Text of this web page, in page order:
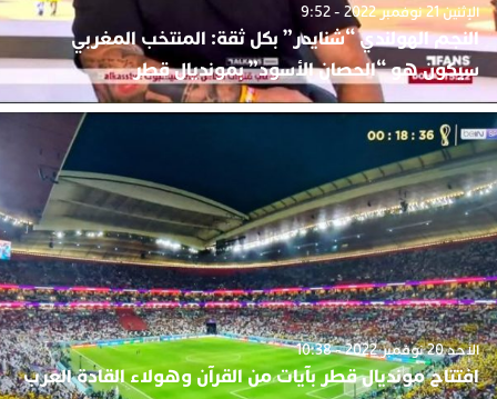
الإثنين 21 نوفمبر 2022 - 9:52
النجم الهولندي “شنايدر” بكل ثقة: المنتخب المغربي
سيكون هو “الحصان الأسود” بمونديال قطر
الأحد 20 نوفمبر 2022 - 10:38
افتتاح مونديال قطر بآيات من القرآن وهولاء القادة العرب